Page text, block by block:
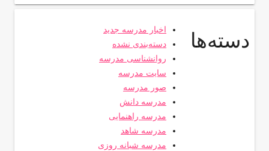
دسته‌ها
اخبار مدرسه جدید
دسته‌بندی نشده
روانشناسی مدرسه
سایت مدرسه
صور مدرسه
مدرسه دانش
مدرسه راهنمایی
مدرسه شاهد
مدرسه شبانه روزی